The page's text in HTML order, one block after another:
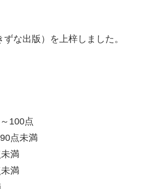
ずな出版）を上梓しました。
100点
点未満
満
満